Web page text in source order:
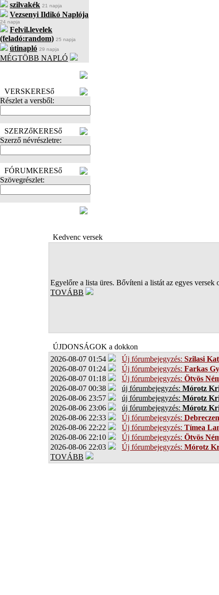
szilvakék 21 napja
Vezsenyi Ildikó Naplója
24 napja
Felvil.levelek
(feladó:random) 25 napja
útinapló 29 napja
MÉGTÖBB NAPLÓ
VERSKERESő
Részlet a versből:
SZERZőKERESő
Szerző névrészletre:
FÓRUMKERESő
Szövegrészlet:
Kedvenc versek
Egyelőre a lista üres. Bővíteni a listát az egyes versek
TOVÁBB
ÚJDONSÁGOK a dokkon
2026-08-07 01:54
Új fórumbejegyzés: Szilasi
2026-08-07 01:24
Új fórumbejegyzés: Farkas
2026-08-07 01:18
Új fórumbejegyzés: Ötvös
2026-08-07 00:38
új fórumbejegyzés: Mórotz
2026-08-06 23:57
új fórumbejegyzés: Mórotz
2026-08-06 23:06
új fórumbejegyzés: Mórotz
2026-08-06 22:33
Új fórumbejegyzés:
2026-08-06 22:22
Új fórumbejegyzés: Tímea
2026-08-06 22:10
Új fórumbejegyzés: Ötvös
2026-08-06 22:03
Új fórumbejegyzés: Mórotz
TOVÁBB